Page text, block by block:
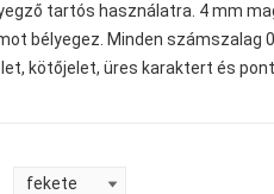
tartós használatra. 4 mm
bélyegez. Minden számszalag
kötőjelet, üres karaktert és
55 TAT
FEKETE
080 Ft+áfa